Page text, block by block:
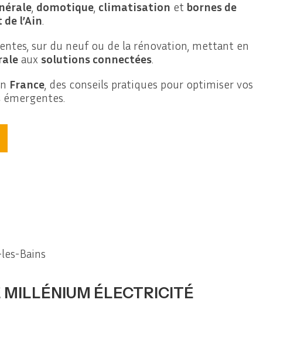
, domotique, climatisation et bornes de
l’Ain
sur du neuf ou de la rénovation, mettant en
aux solutions connectées.
France, des conseils pratiques pour optimiser vos
Bains
MILLÉNIUM ÉLECTRICITÉ